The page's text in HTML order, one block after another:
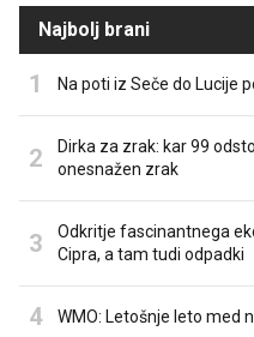
Najbolj brani
Na poti iz Seče do Lucije
Dirka za zrak: kar 99
onesnažen zrak
Odkritje fascinantnega
Cipra, a tam tudi odpadki
WMO: Letošnje leto med